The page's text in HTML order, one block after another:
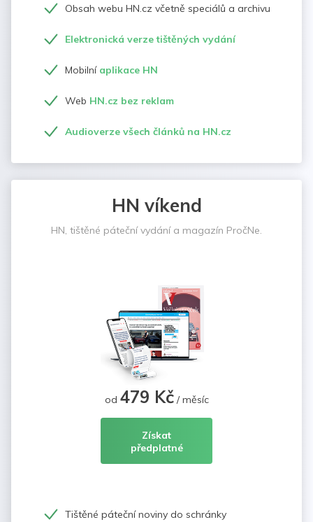
Obsah webu HN.cz včetně speciálů a archivu
Elektronická verze tištěných vydání
Mobilní aplikace HN
Web HN.cz bez reklam
Audioverze všech článků na HN.cz
HN víkend
HN, tištěné páteční vydání a magazín PročNe.
od 479 Kč/ měsíc
Získat
předplatné
Tištěné páteční noviny do schránky